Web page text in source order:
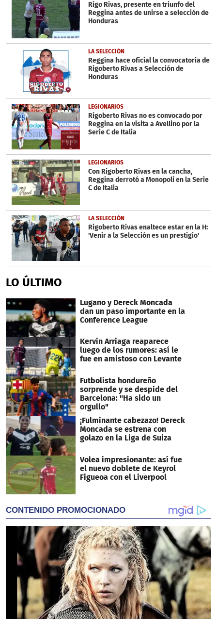
Rigo Rivas, presente en triunfo del
Reggina antes de unirse a selección de
Honduras
LA SELECCIÓN
Reggina hace oficial la convocatoria de
Rigoberto Rivas a Selección de
Honduras
LEGIONARIOS
Rigoberto Rivas no es convocado por
Reggina en la visita a Avellino por la
Serie C de Italia
LEGIONARIOS
Con Rigoberto Rivas en la cancha,
Reggina derrotó a Monopoli en la Serie
C de Italia
LA SELECCIÓN
Rigoberto Rivas enaltece estar en la H:
'Venir a la Selección es un prestigio'
LO ÚLTIMO
Lugano y Dereck Moncada
dan un paso importante en la
Conference League
Kervin Arriaga reaparece
luego de los rumores: así le
fue en amistoso con Levante
Futbolista hondureño
sorprende y se despide del
Barcelona: "Ha sido un
orgullo"
¡Fulminante cabezazo! Dereck
Moncada se estrena con
golazo en la Liga de Suiza
Volea impresionante: así fue
el nuevo doblete de Keyrol
Figueoa con el Liverpool